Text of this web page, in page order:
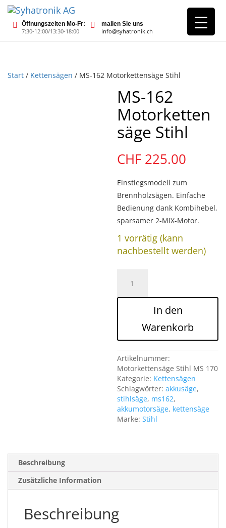
Öffnungszeiten Mo-Fr:
7:30-12:00/13:30-18:00
mailen Sie uns
info@syhatronik.ch
Start / Kettensägen / MS-162 Motorkettensäge Stihl
MS-162
Motorketten
säge Stihl
CHF 225.00
Einstiegsmodell zum
Brennholzsägen. Einfache
Bedienung dank Kombihebel,
sparsamer 2-MIX-Motor.
1 vorrätig (kann
nachbestellt werden)
In den
Warenkorb
Artikelnummer:
Motorkettensäge Stihl MS 170
Kategorie: Kettensägen
Schlagwörter:akkusäge,
stihlsäge, ms162,
akkumotorsäge, kettensäge
Marke:Stihl
Beschreibung
Zusätzliche Information
Beschreibung